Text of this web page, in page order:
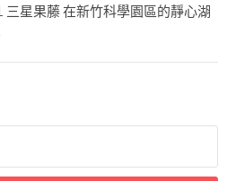
星果藤 在新竹科學園區的靜心湖